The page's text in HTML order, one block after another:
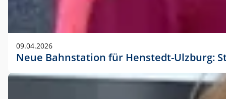
09.04.2026
Neue Bahnstation für Henstedt-Ulzburg: